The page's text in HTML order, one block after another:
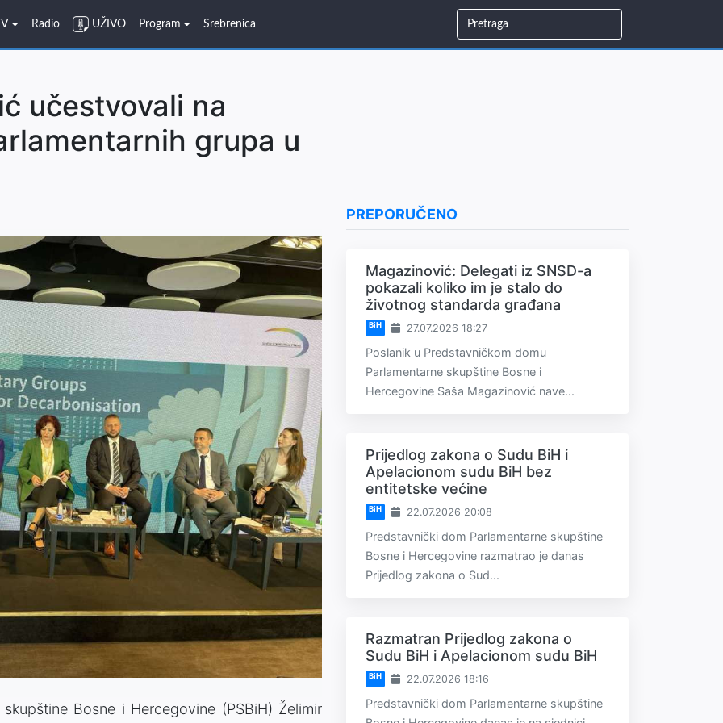
Radio UŽIVO Program Srebrenica
učestvovali na
grupa u
Bosne i Hercegovine (PSBiH) Želimir
PREPORUČENO
Magazinović: Delegati iz SNSD-a
pokazali koliko im je stalo do
životnog standarda građana
BiH 27.07.2026 18:27
Poslanik u Predstavničkom domu
Parlamentarne skupštine Bosne i
Hercegovine Saša Magazinović nave...
Prijedlog zakona o Sudu BiH i
Apelacionom sudu BiH bez
entitetske većine
BiH 22.07.2026 20:08
Predstavnički dom Parlamentarne skupštine
Bosne i Hercegovine razmatrao je danas
Prijedlog zakona o Sud...
Razmatran Prijedlog zakona o
Sudu BiH i Apelacionom sudu BiH
BiH 22.07.2026 18:16
Predstavnički dom Parlamentarne skupštine